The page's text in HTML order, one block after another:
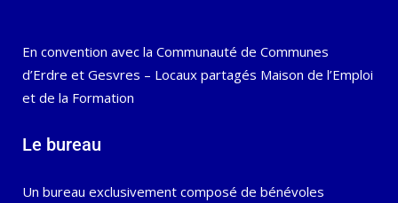
En convention avec la Communauté de Communes
d’Erdre et Gesvres – Locaux partagés Maison de l’Emploi
et de la Formation
Le bureau
Un bureau exclusivement composé de bénévoles